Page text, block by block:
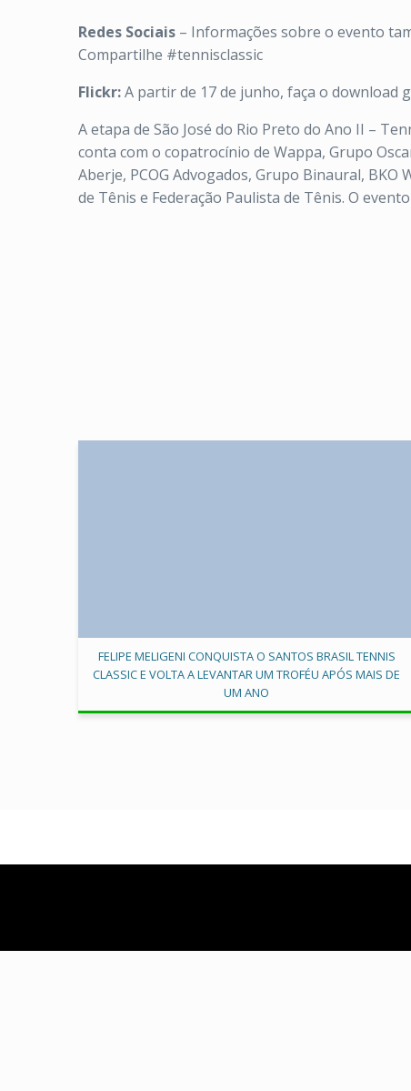
Redes Sociais – Informações sobre o evento
Compartilhe #tennisclassic
Flickr:A partir de 17 de junho, faça o download
A etapa de São José do Rio Preto do Ano II –
conta com o copatrocínio de Wappa, Grupo
Aberje, PCOG Advogados, Grupo Binaural, BKO
de Tênis e Federação Paulista de Tênis. O
FELIPE MELIGENI CONQUISTA O SANTOS BRASIL TENNIS
CLASSIC E VOLTA A LEVANTAR UM TROFÉU APÓS MAIS DE
UM ANO